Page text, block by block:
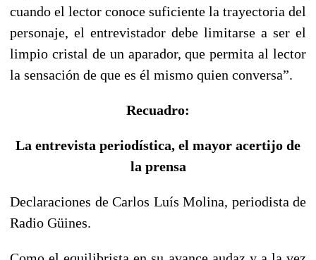
cuando el lector conoce suficiente la trayectoria del
personaje, el entrevistador debe limitarse a ser el
limpio cristal de un aparador, que permita al lector
la sensación de que es él mismo quien conversa”.
Recuadro:
La entrevista periodística, el mayor acertijo de
la prensa
Declaraciones de Carlos Luís Molina, periodista de
Radio Güines.